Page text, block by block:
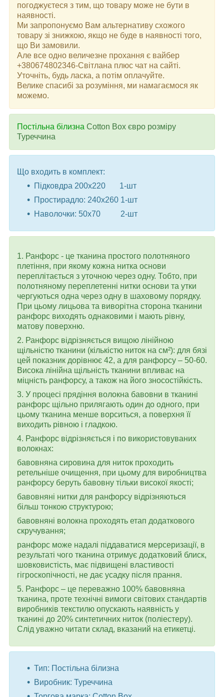
погоджуєтеся з тим, що товару може не бути в
наявності.
Ми запропонуємо Вам альтернативу схожого
товару зі знижкою, якщо не буде в наявності того,
що Ви замовили.
Але все одно величезне прохання є вайбер
+380674802346-Світлана плюс чат на сайті.
Уточніть, будь ласка, а потім оплачуйте.
Велике спасибі за розуміння, ми намагаємося як
можемо.
Постільна білизна Cotton Box євро розміру
Туреччина
Що входить в комплект:
Підковдра 200x220 1-шт
Простирадло: 240x260 1-шт
Наволочки: 50x70 2-шт
1. Ранфорс - це тканина простого полотняного
плетіння, при якому кожна нитка основи
переплітається з уточною через одну. Тобто, при
полотняному переплетенні нитки основи та утки
чергуються одна через одну в шаховому порядку.
При цьому лицьова та виворітна сторона тканини
ранфорс виходять однаковими і мають рівну,
матову поверхню.
2. Ранфорс відрізняється вищою лінійною
щільністю тканини (кількістю ниток на см²): для бязі
цей показник дорівнює 42, а для ранфорсу – 50-60.
Висока лінійна щільність тканини впливає на
міцність ранфорсу, а також на його зносостійкість.
3. У процесі прядіння волокна бавовни в тканині
ранфорс щільно прилягають один до одного, при
цьому тканина менше ворситься, а поверхня її
виходить рівною і гладкою.
4. Ранфорс відрізняється і по використовуваних
волокнах:
бавовняна сировина для ниток проходить
ретельніше очищення, при цьому для виробництва
ранфорсу беруть бавовну тільки високої якості;
бавовняні нитки для ранфорсу відрізняються
більш тонкою структурою;
бавовняні волокна проходять етап додаткового
скручування;
ранфорс може надалі піддаватися мерсеризації, в
результаті чого тканина отримує додатковий блиск,
шовковистість, має підвищені властивості
гігроскопічності, не дає усадку після прання.
5. Ранфорс – це переважно 100% бавовняна
тканина, проте технічні вимоги світових стандартів
виробників текстилю опускають наявність у
тканині до 20% синтетичних ниток (поліестеру).
Слід уважно читати склад, вказаний на етикетці.
Тип: Постільна білизна
Виробник: Туреччина